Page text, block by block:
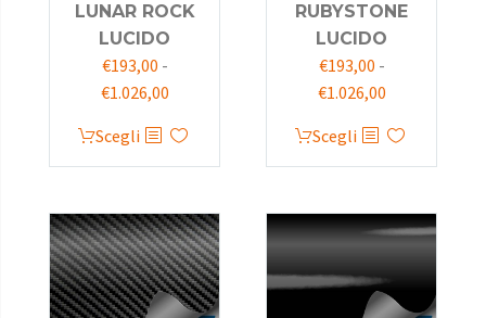
LUNAR ROCK
LUCIDO
€193,00 -
€1.026,00
Scegli
RUBYSTONE
LUCIDO
€193,00 -
€1.026,00
Scegli